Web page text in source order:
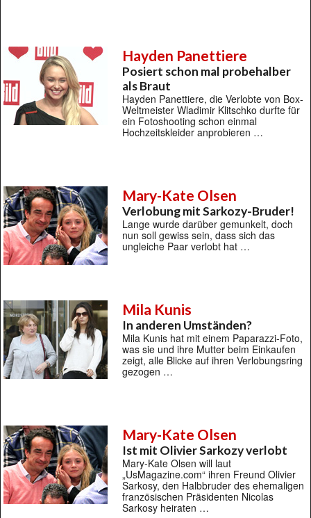
Hayden Panettiere
Posiert schon mal probehalber
als Braut
Hayden Panettiere, die Verlobte von Box-
Weltmeister Wladimir Klitschko durfte für
ein Fotoshooting schon einmal
Hochzeitskleider anprobieren …
Mary-Kate Olsen
Verlobung mit Sarkozy-Bruder!
Lange wurde darüber gemunkelt, doch
nun soll gewiss sein, dass sich das
ungleiche Paar verlobt hat …
Mila Kunis
In anderen Umständen?
Mila Kunis hat mit einem Paparazzi-Foto,
was sie und ihre Mutter beim Einkaufen
zeigt, alle Blicke auf ihren Verlobungsring
gezogen …
Mary-Kate Olsen
Ist mit Olivier Sarkozy verlobt
Mary-Kate Olsen will laut
„UsMagazine.com“ ihren Freund Olivier
Sarkosy, den Halbbruder des ehemaligen
französischen Präsidenten Nicolas
Sarkosy heiraten …